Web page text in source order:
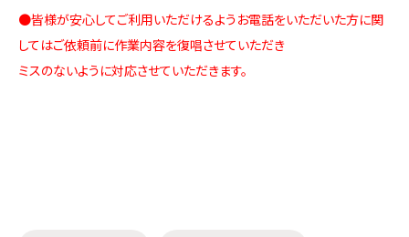
●皆様が安心してご利用いただけるようお電話をいただいた方に関
してはご依頼前に作業内容を復唱させていただき
ミスのないように対応させていただきます。